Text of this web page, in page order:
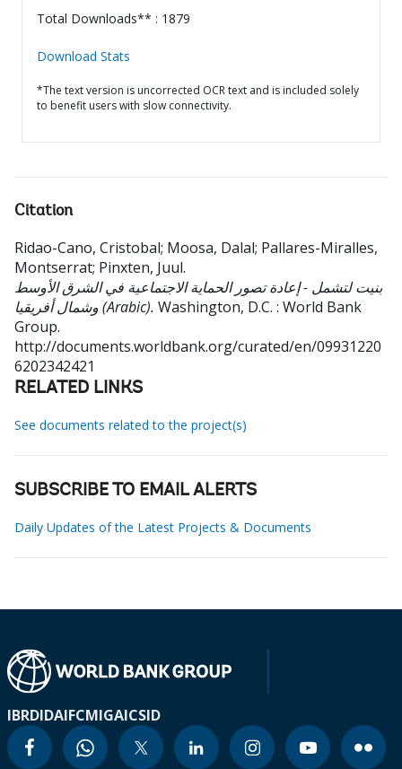
Total Downloads** : 1879
Download Stats
*The text version is uncorrected OCR text and is included solely
to benefit users with slow connectivity.
Citation
Ridao-Cano, Cristobal; Moosa, Dalal; Pallares-Miralles,
Montserrat; Pinxten, Juul.
بنيت لتشمل - إعادة تصور الحماية الاجتماعية في الشرق الأوسط
وشمال أفريقيا (Arabic). Washington, D.C. : World Bank
Group.
http://documents.worldbank.org/curated/en/09931220
6202342421
RELATED LINKS
See documents related to the project(s)
SUBSCRIBE TO EMAIL ALERTS
Daily Updates of the Latest Projects & Documents
IBRDIDAIFCMIGAICSID